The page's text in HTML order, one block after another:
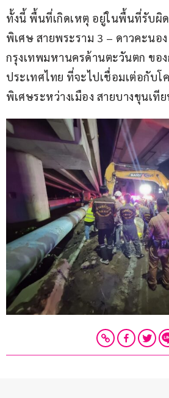
ทั้งนี้ พื้นที่เกิดเหตุ อยู่ในพื้นที่รับผิ
พิเศษ สายพระราม 3 – ดาวคะนอ
กรุงเทพมหานครด้านตะวันตก ขอ
ประเทศไทย ที่จะไปเชื่อมเต่อกับโ
พิเศษระหว่างเมือง สายบางขุนเที